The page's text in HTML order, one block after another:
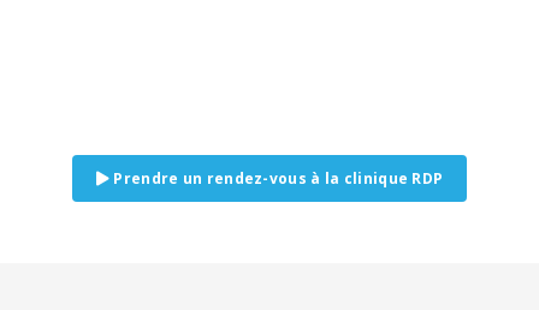
Prendre un rendez-vous à la clinique RDP